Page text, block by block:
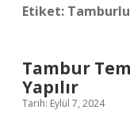
Etiket:
Tambur
Yapılır
Tarih: Eylül 7, 2024